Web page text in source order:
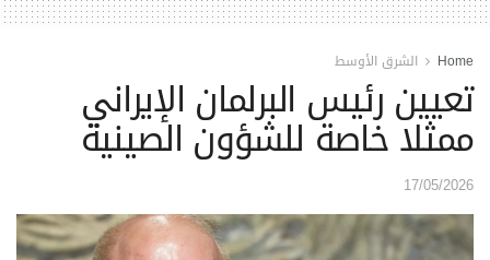
Home الشرق الأوسط
تعيين رئيس البرلمان الإيراني
ممثلا خاصة للشؤون الصينية
17/05/2026